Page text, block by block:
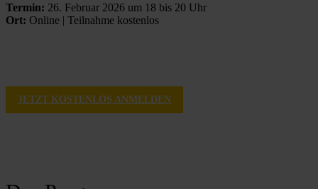
Termin: 26. Februar 2026 um 18 bis 20 Uhr
Ort: Online | Teilnahme kostenlos
JETZT KOSTENLOS ANMELDEN